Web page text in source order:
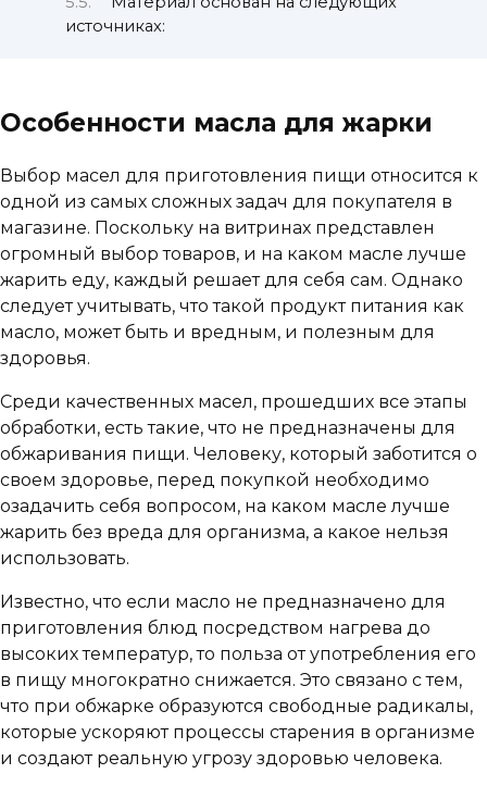
источниках:
Особенности масла для жарки
Выбор масел для приготовления пищи относится к
одной из самых сложных задач для покупателя в
магазине. Поскольку на витринах представлен
огромный выбор товаров, и на каком масле лучше
жарить еду, каждый решает для себя сам. Однако
следует учитывать, что такой продукт питания как
масло, может быть и вредным, и полезным для
здоровья.
Среди качественных масел, прошедших все этапы
обработки, есть такие, что не предназначены для
обжаривания пищи. Человеку, который заботится о
своем здоровье, перед покупкой необходимо
озадачить себя вопросом, на каком масле лучше
жарить без вреда для организма, а какое нельзя
использовать.
Известно, что если масло не предназначено для
приготовления блюд посредством нагрева до
высоких температур, то польза от употребления его
в пищу многократно снижается. Это связано с тем,
что при обжарке образуются свободные радикалы,
которые ускоряют процессы старения в организме
и создают реальную угрозу здоровью человека.